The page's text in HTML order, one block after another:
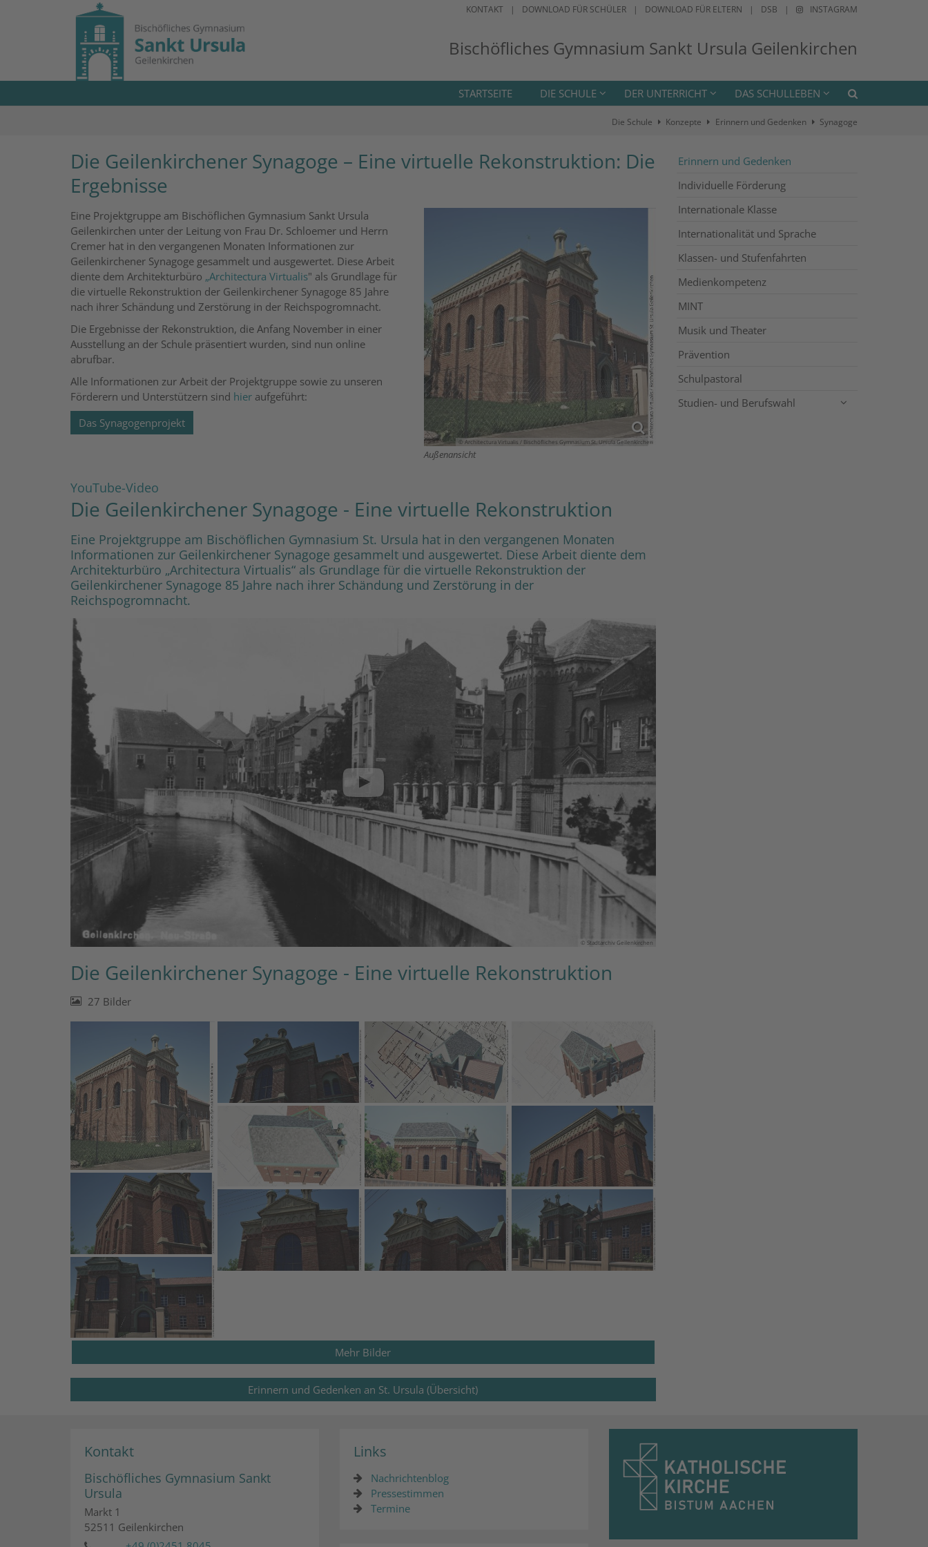
KONTAKT DOWNLOAD FÜR SCHÜLER DOWNLOAD FÜR ELTERN DSB INSTAGRAM
Bischöfliches Gymnasium Sankt Ursula Geilenkirchen
STARTSEITE DIE SCHULE DER UNTERRICHT DAS SCHULLEBEN
Die Schule Konzepte Erinnern und Gedenken Synagoge
Die Geilenkirchener Synagoge – Eine virtuelle Rekonstruktion: Die
Ergebnisse
© Architectura Virtualis / Bischöfliches Gymnasium St. Ursula Geilenkirchen
Außenansicht
Eine Projektgruppe am Bischöflichen Gymnasium Sankt Ursula
Geilenkirchen unter der Leitung von Frau Dr. Schloemer und Herrn
Cremer hat in den vergangenen Monaten Informationen zur
Geilenkirchener Synagoge gesammelt und ausgewertet. Diese Arbeit
diente dem Architekturbüro „Architectura Virtualis" als Grundlage für
die virtuelle Rekonstruktion der Geilenkirchener Synagoge 85 Jahre
nach ihrer Schändung und Zerstörung in der Reichspogromnacht.
Die Ergebnisse der Rekonstruktion, die Anfang November in einer
Ausstellung an der Schule präsentiert wurden, sind nun online
abrufbar.
Alle Informationen zur Arbeit der Projektgruppe sowie zu unseren
Förderern und Unterstützern sind hier aufgeführt:
Das Synagogenprojekt
YouTube-Video
Die Geilenkirchener Synagoge - Eine virtuelle Rekonstruktion
Eine Projektgruppe am Bischöflichen Gymnasium St. Ursula hat in den vergangenen Monaten
Informationen zur Geilenkirchener Synagoge gesammelt und ausgewertet. Diese Arbeit diente dem
Architekturbüro „Architectura Virtualis“ als Grundlage für die virtuelle Rekonstruktion der
Geilenkirchener Synagoge 85 Jahre nach ihrer Schändung und Zerstörung in der
Reichspogromnacht.
© Stadtarchiv Geilenkirchen
Die Geilenkirchener Synagoge - Eine virtuelle Rekonstruktion
27 Bilder
Mehr Bilder
Erinnern und Gedenken an St. Ursula (Übersicht)
Erinnern und Gedenken
Individuelle Förderung
Internationale Klasse
Internationalität und Sprache
Klassen- und Stufenfahrten
Medienkompetenz
MINT
Musik und Theater
Prävention
Schulpastoral
Studien- und Berufswahl
Kontakt
Bischöfliches Gymnasium Sankt
Ursula
Markt 1
52511 Geilenkirchen
Links
Nachrichtenblog
Pressestimmen
Termine